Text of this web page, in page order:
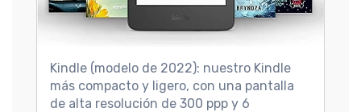
Kindle (modelo de 2022): nuestro Kindle
más compacto y ligero, con una pantalla
de alta resolución de 300 ppp y 6